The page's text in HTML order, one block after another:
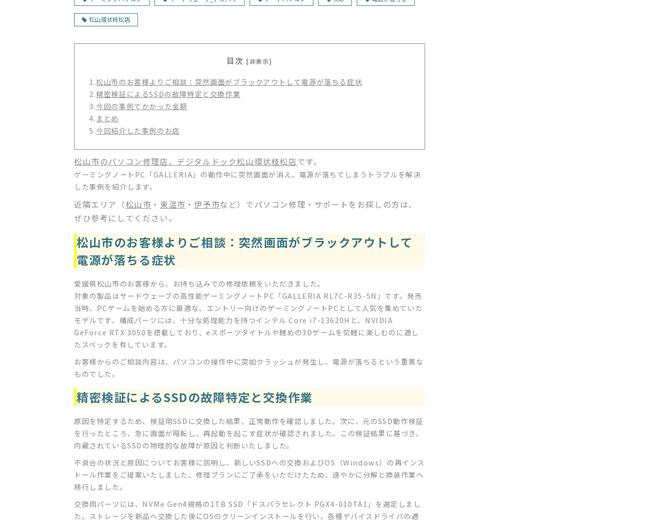
松山環状枝松店
目次 [非表示]
1.松山市のお客様よりご相談：突然画面がブラックアウトして電源が落ちる症状
2.精密検証によるSSDの故障特定と交換作業
3.今回の事例でかかった金額
4.まとめ
5.今回紹介した事例のお店
松山市のパソコン修理店、デジタルドック松山環状枝松店です。
ゲーミングノートPC「GALLERIA」の動作中に突然画面が消え、電源が落ちてしまうトラブルを解決
した事例を紹介します。
近隣エリア（松山市 ・ 東温市 ・伊予市など）でパソコン修理・サポートをお探しの方は、
ぜひ参考にしてください。
松山市のお客様よりご相談：突然画面がブラックアウトして
電源が落ちる症状
愛媛県松山市のお客様から、お持ち込みでの修理依頼をいただきました。
対象の製品はサードウェーブの高性能ゲーミングノートPC「GALLERIA RL7C-R35-5N」です。発売
当時、PCゲームを始める方に最適な、エントリー向けのゲーミングノートPCとして人気を集めていた
モデルです。構成パーツには、十分な処理能力を持つインテル Core i7-13620Hと、NVIDIA
GeForce RTX 3050を搭載しており、eスポーツタイトルや軽めの3Dゲームを気軽に楽しむのに適し
たスペックを有しています。
お客様からのご相談内容は、パソコンの操作中に突如クラッシュが発生し、電源が落ちるという重篤な
ものでした。
精密検証によるSSDの故障特定と交換作業
原因を特定するため、検証用SSDに交換した結果、正常動作を確認しました。次に、元のSSD動作検証
を行ったところ、急に画面が暗転し、再起動を起こす症状が確認されました。この検証結果に基づき、
内蔵されているSSDの物理的な故障が原因と判断いたしました。
不具合の状況と原因についてお客様に説明し、新しいSSDへの交換およびOS（Windows）の再インス
トール作業をご提案いたしました。修理プランにご了承をいただけたため、速やかに分解と換装作業へ
移行しました。
交換用パーツには、NVMe Gen4規格の1TB SSD「ドスパラセレクト PGX4-010TA1」を選定しまし
た。ストレージを新品へ交換した後にOSのクリーンインストールを行い、各種デバイスドライバの適